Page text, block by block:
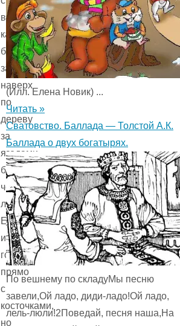
вспомнишь,
как,
бывало,
забирался
наверх
по
дереву
за
ягодами,
блестящими,
черно-
лаковыми.
Ел
их
горстями
прямо
с
косточками,
но
(Илл. Елена Новик) ...
Читать »
Сватовство. Баллада — Толстой А.К.
Баллада о двух богатырях.
По вешнему по складуМы песню
завели,Ой ладо, диди-ладо!Ой ладо,
лель-люли!2Поведай, песня наша,На